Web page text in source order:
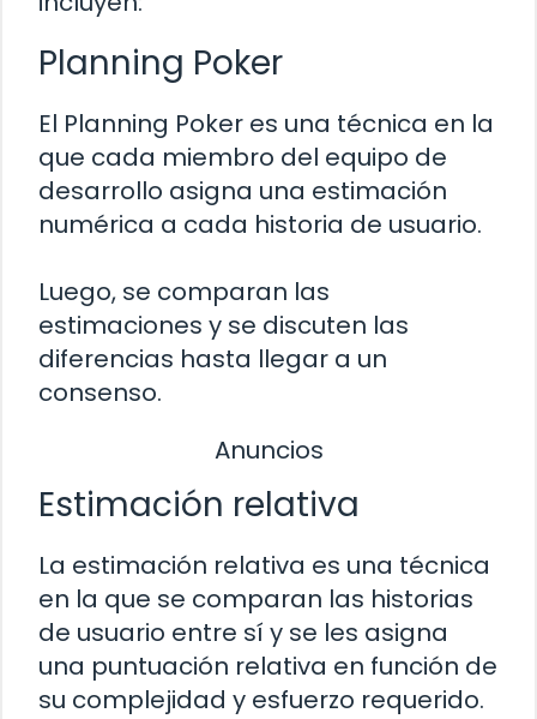
Planning Poker
El Planning Poker es una técnica en la
que cada miembro del equipo de
desarrollo asigna una estimación
numérica a cada historia de usuario.
Luego, se comparan las
estimaciones y se discuten las
diferencias hasta llegar a un
consenso.
Anuncios
Estimación relativa
La estimación relativa es una técnica
en la que se comparan las historias
de usuario entre sí y se les asigna
una puntuación relativa en función de
su complejidad y esfuerzo requerido.